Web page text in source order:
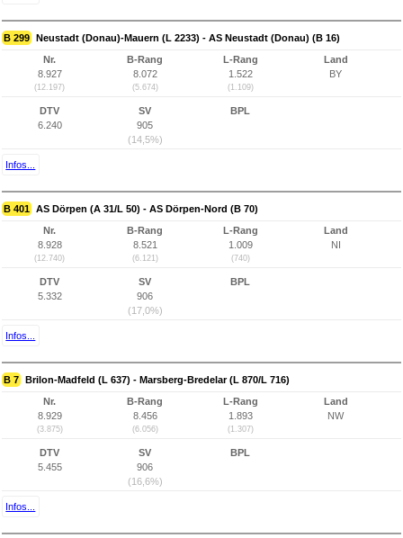
B 299 Neustadt (Donau)-Mauern (L 2233) - AS Neustadt (Donau) (B 16)
Nr.
8.927
(12.197)
B-Rang
8.072
(5.674)
L-Rang
1.522
(1.109)
Land
BY
DTV
6.240
SV
905
(14,5%)
BPL
Infos...
B 401 AS Dörpen (A 31/L 50) - AS Dörpen-Nord (B 70)
Nr.
8.928
(12.740)
B-Rang
8.521
(6.121)
L-Rang
1.009
(740)
Land
NI
DTV
5.332
SV
906
(17,0%)
BPL
Infos...
B 7 Brilon-Madfeld (L 637) - Marsberg-Bredelar (L 870/L 716)
Nr.
8.929
(3.875)
B-Rang
8.456
(6.056)
L-Rang
1.893
(1.307)
Land
NW
DTV
5.455
SV
906
(16,6%)
BPL
Infos...